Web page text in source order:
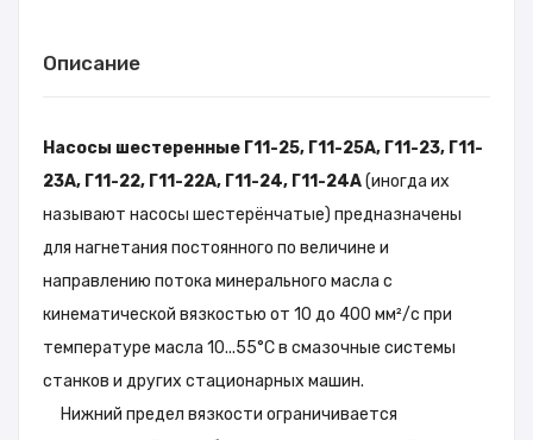
Описание
Насосы шестеренные Г11-25, Г11-25А, Г11-23, Г11-
23А, Г11-22, Г11-22А, Г11-24, Г11-24А(иногда их
называют насосы шестерёнчатые) предназначены
для нагнетания постоянного по величине и
направлению потока минерального масла с
кинематической вязкостью от 10 до 400 мм²/с при
температуре масла 10...55°С в смазочные системы
станков и других стационарных машин.
Нижний предел вязкости ограничивается